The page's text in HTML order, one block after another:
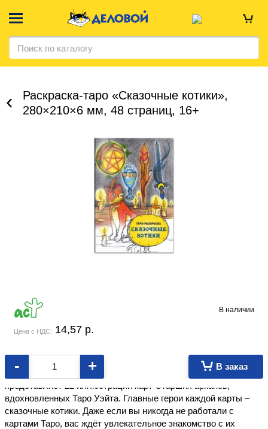
Раскраска-таро «Сказочные котики»,
280×210×6 мм, 48 страниц, 16+
В наличии
Цена с НДС: 14,57 p.
- + В заказ
Эта уникальная арт-терапевтическая раскраска
представляет 22 иллюстрации карт Старших арканов,
вдохновленных Таро Уэйта. Главные герои каждой карты –
сказочные котики. Даже если вы никогда не работали с
картами Таро, вас ждёт увлекательное знакомство с их